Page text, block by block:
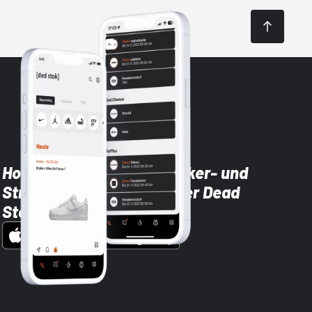
Hol dir die neuesten Sneaker- und
Streetwear-Brands mit der Dead
Stock App